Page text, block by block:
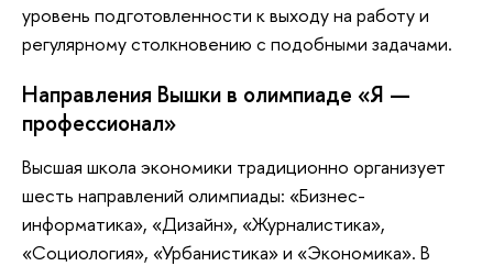
уровень подготовленности к выходу на работу и
регулярному столкновению с подобными задачами.
Направления Вышки в олимпиаде «Я —
профессионал»
Высшая школа экономики традиционно организует
шесть направлений олимпиады: «Бизнес-
информатика», «Дизайн», «Журналистика»,
«Социология», «Урбанистика» и «Экономика». В